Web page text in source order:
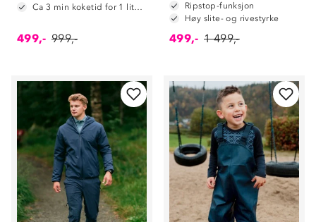
Ca 3 min koketid for 1 liter vann
499,- 999,-
Ripstop-funksjon
Høy slite- og rivestyrke
499,- 1 499,-